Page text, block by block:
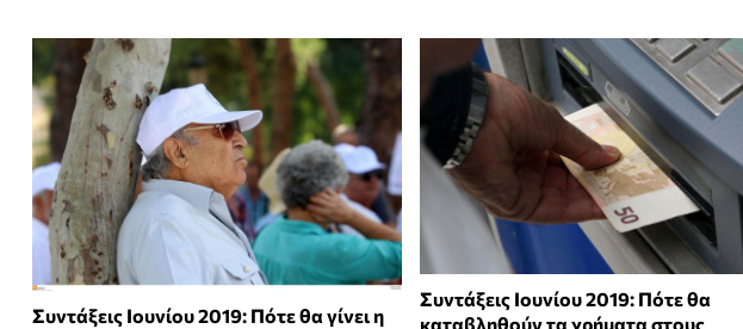
Συντάξεις Ιουνίου 2019: Πότε θα γίνει η
Συντάξεις Ιουνίου 2019: Πότε θα
καταβληθούν τα χρήματα στους